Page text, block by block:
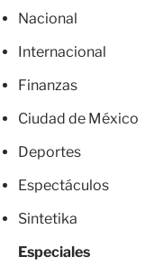
Nacional
Internacional
Finanzas
Ciudad de México
Deportes
Espectáculos
Sintetika
Especiales